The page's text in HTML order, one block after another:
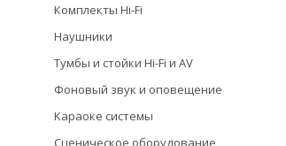
Комплекты Hi-Fi
Наушники
Тумбы и стойки Hi-Fi и AV
Фоновый звук и оповещение
Караоке системы
Сценическое оборудование